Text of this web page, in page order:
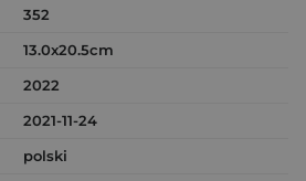
352
13.0x20.5cm
2022
2021-11-24
polski